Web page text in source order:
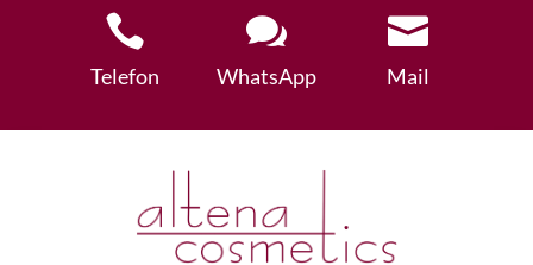

Telefon

WhatsApp

Mail